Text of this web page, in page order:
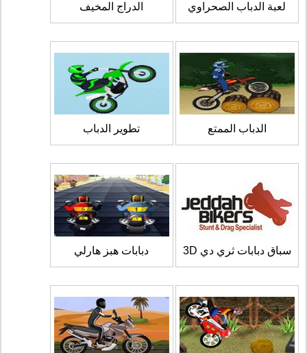
لعبة الدباب الصحراوي الدراج المخيف
الدباب الممتع تطوير الدباب
سباق دبابات ثري دي 3D دبابات هبز هارلي